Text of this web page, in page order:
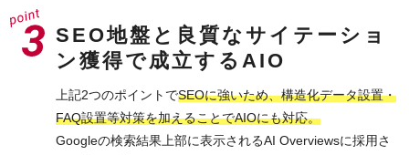
SEO地盤と良質なサイテーショ
ン獲得で成立するAIO
上記2つのポイントでSEOに強いため、構造化データ設置・
FAQ設置等対策を加えることでAIOにも対応。
Googleの検索結果上部に表示されるAI Overviewsに採用さ